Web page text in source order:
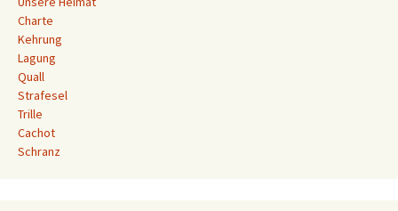
Charte
Kehrung
Lagung
Quall
Strafesel
Trille
Cachot
Schranz